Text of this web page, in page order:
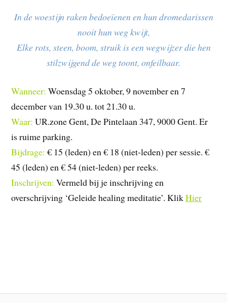
In de woestijn raken bedoeïenen en hun dromedarissen
nooit hun weg kwijt,
Elke rots, steen, boom, struik is een wegwijzer die hen
stilzwijgend de weg toont, onfeilbaar.
Wanneer: Woensdag 5 oktober, 9 november en 7
december van 19.30 u. tot 21.30 u.
Waar: UR.zone Gent, De Pintelaan 347, 9000 Gent. Er
is ruime parking.
Bijdrage: € 15 (leden) en € 18 (niet-leden) per sessie. €
45 (leden) en € 54 (niet-leden) per reeks.
Inschrijven: Vermeld bij je inschrijving en
overschrijving ‘Geleide healing meditatie’. KlikHier